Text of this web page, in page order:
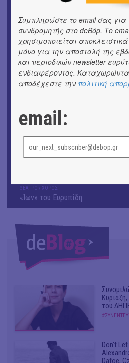
ΕΙΚΑΣΤΙΚΑ
Ομαδική έκθεση | Προσωρινά για
ΕΙΚΑΣΤΙΚΑ
Αργύρης Ραλλιάς | Λιτανεία
ΕΙΚΑΣΤΙΚΑ
ΘΕΑΤΡΟ / ΧΟΡΟΣ
«Μήδεια» του Ευριπίδη | Σκην.:
ΜΟΥΣΙΚΗ
ΘΕΑΤΡΟ / ΧΟΡΟΣ
«Ίων» του Ευρυπίδη
του
Don't
Dafoe,
Συμπληρώστε το email σας για
συνδρομητής στο deBόp. Το
χρησιμοποιείται
μόνο για την αποστολή της
και περιοδικών newsletter
ενδιαφέροντος.
αποδέχεστε την πολιτική
email: